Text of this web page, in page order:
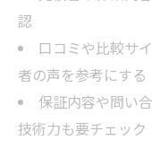
認
口コミや比較サ
者の声を参考にする
保証内容や問い
技術力も要チェック